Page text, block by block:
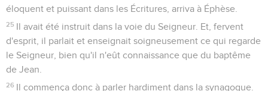
éloquent et puissant dans les Écritures, arriva à Éphèse.
25 Il avait été instruit dans la voie du Seigneur. Et, fervent
d'esprit, il parlait et enseignait soigneusement ce qui regarde
le Seigneur, bien qu'il n'eût connaissance que du baptême
de Jean.
26 Il commença donc à parler hardiment dans la synagogue.